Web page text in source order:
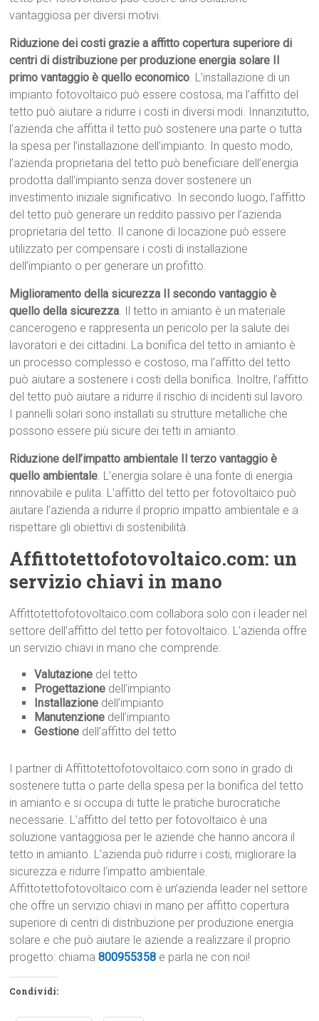
vantaggiosa per diversi motivi.
Riduzione dei costi grazie a affitto copertura superiore di
centri di distribuzione per produzione energia solare Il
primo vantaggio è quello economico. L’installazione di un
impianto fotovoltaico può essere costosa, ma l’affitto del
tetto può aiutare a ridurre i costi in diversi modi. Innanzitutto,
l’azienda che affitta il tetto può sostenere una parte o tutta
la spesa per l’installazione dell’impianto. In questo modo,
l’azienda proprietaria del tetto può beneficiare dell’energia
prodotta dall’impianto senza dover sostenere un
investimento iniziale significativo. In secondo luogo, l’affitto
del tetto può generare un reddito passivo per l’azienda
proprietaria del tetto. Il canone di locazione può essere
utilizzato per compensare i costi di installazione
dell’impianto o per generare un profitto.
Miglioramento della sicurezza Il secondo vantaggio è
quello della sicurezza. Il tetto in amianto è un materiale
cancerogeno e rappresenta un pericolo per la salute dei
lavoratori e dei cittadini. La bonifica del tetto in amianto è
un processo complesso e costoso, ma l’affitto del tetto
può aiutare a sostenere i costi della bonifica. Inoltre, l’affitto
del tetto può aiutare a ridurre il rischio di incidenti sul lavoro.
I pannelli solari sono installati su strutture metalliche che
possono essere più sicure dei tetti in amianto.
Riduzione dell’impatto ambientale Il terzo vantaggio è
quello ambientale. L’energia solare è una fonte di energia
rinnovabile e pulita. L’affitto del tetto per fotovoltaico può
aiutare l’azienda a ridurre il proprio impatto ambientale e a
rispettare gli obiettivi di sostenibilità.
Affittotettofotovoltaico.com: un
servizio chiavi in mano
Affittotettofotovoltaico.com collabora solo con i leader nel
settore dell’affitto del tetto per fotovoltaico. L’azienda offre
un servizio chiavi in mano che comprende:
Valutazione del tetto
Progettazione dell’impianto
Installazione dell’impianto
Manutenzione dell’impianto
Gestione dell’affitto del tetto
I partner di Affittotettofotovoltaico.com sono in grado di
sostenere tutta o parte della spesa per la bonifica del tetto
in amianto e si occupa di tutte le pratiche burocratiche
necessarie. L’affitto del tetto per fotovoltaico è una
soluzione vantaggiosa per le aziende che hanno ancora il
tetto in amianto. L’azienda può ridurre i costi, migliorare la
sicurezza e ridurre l’impatto ambientale.
Affittotettofotovoltaico.com è un’azienda leader nel settore
che offre un servizio chiavi in mano per affitto copertura
superiore di centri di distribuzione per produzione energia
solare e che può aiutare le aziende a realizzare il proprio
progetto: chiama800955358 e parla ne con noi!
Condividi: